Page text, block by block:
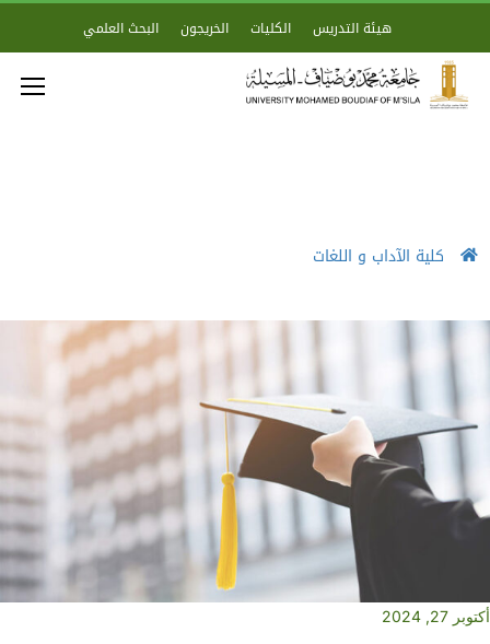
هيئة التدريس الكليات الخريجون البحث العلمي
كلية الآداب و اللغات
أكتوبر 27, 2024